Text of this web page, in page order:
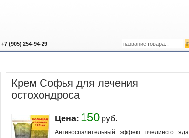
+7 (905) 254-94-29
Крем Софья для лечения
остохондроса
Цена: 150 руб.
Антивоспалительный эффект пчелиного яда